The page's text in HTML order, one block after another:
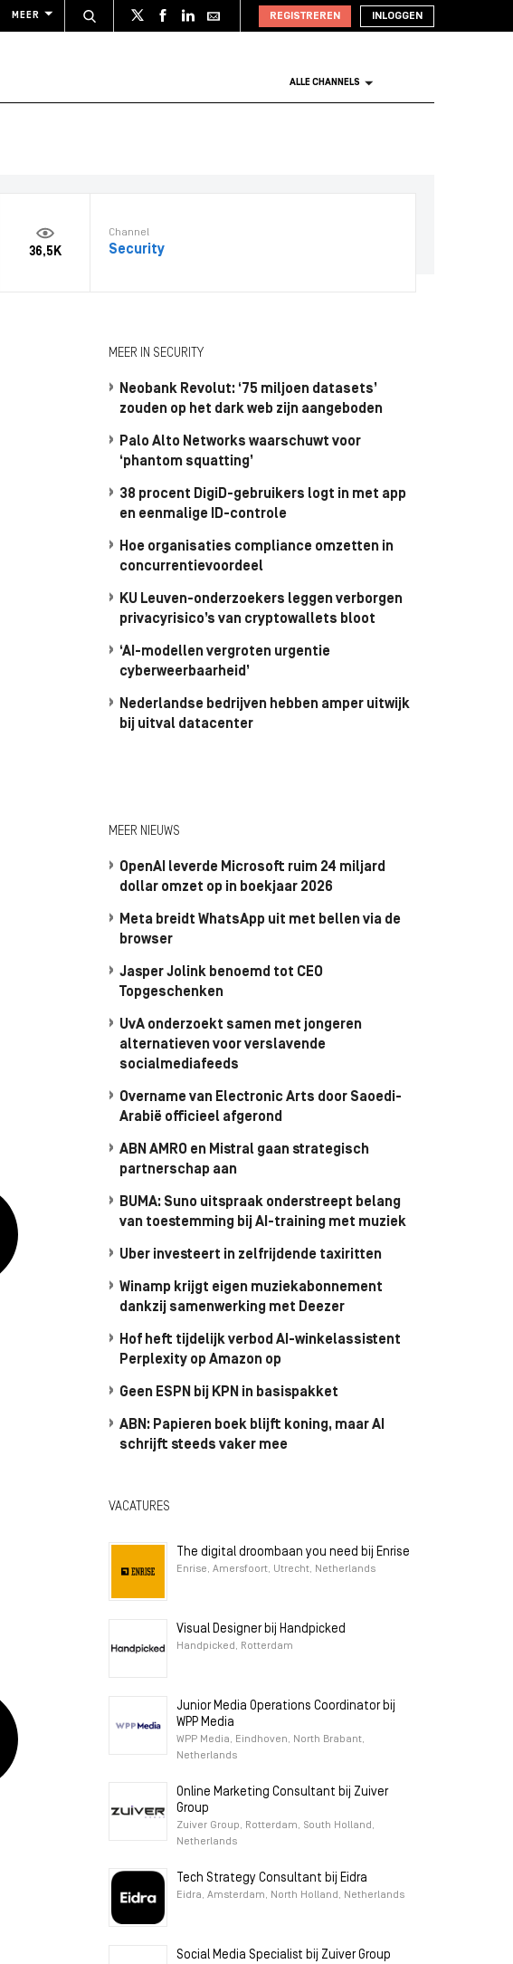
MEER REGISTREREN INLOGGEN
ALLE CHANNELS
36,5K
Channel
Security
MEER IN SECURITY
Neobank Revolut: ‘75 miljoen datasets’
zouden op het dark web zijn aangeboden
Palo Alto Networks waarschuwt voor
‘phantom squatting’
38 procent DigiD-gebruikers logt in met app
en eenmalige ID-controle
Hoe organisaties compliance omzetten in
concurrentievoordeel
KU Leuven-onderzoekers leggen verborgen
privacyrisico’s van cryptowallets bloot
‘AI-modellen vergroten urgentie
cyberweerbaarheid’
Nederlandse bedrijven hebben amper uitwijk
bij uitval datacenter
MEER NIEUWS
OpenAI leverde Microsoft ruim 24 miljard
dollar omzet op in boekjaar 2026
Meta breidt WhatsApp uit met bellen via de
browser
Jasper Jolink benoemd tot CEO
Topgeschenken
UvA onderzoekt samen met jongeren
alternatieven voor verslavende
socialmediafeeds
Overname van Electronic Arts door Saoedi-
Arabië officieel afgerond
ABN AMRO en Mistral gaan strategisch
partnerschap aan
BUMA: Suno uitspraak onderstreept belang
van toestemming bij AI-training met muziek
Uber investeert in zelfrijdende taxiritten
Winamp krijgt eigen muziekabonnement
dankzij samenwerking met Deezer
Hof heft tijdelijk verbod AI-winkelassistent
Perplexity op Amazon op
Geen ESPN bij KPN in basispakket
ABN: Papieren boek blijft koning, maar AI
schrijft steeds vaker mee
VACATURES
The digital droombaan you need bij Enrise
Enrise, Amersfoort, Utrecht, Netherlands
Visual Designer bij Handpicked
Handpicked, Rotterdam
Junior Media Operations Coordinator bij
WPP Media
WPP Media, Eindhoven, North Brabant,
Netherlands
Online Marketing Consultant bij Zuiver
Group
Zuiver Group, Rotterdam, South Holland,
Netherlands
Tech Strategy Consultant bij Eidra
Eidra, Amsterdam, North Holland, Netherlands
Social Media Specialist bij Zuiver Group